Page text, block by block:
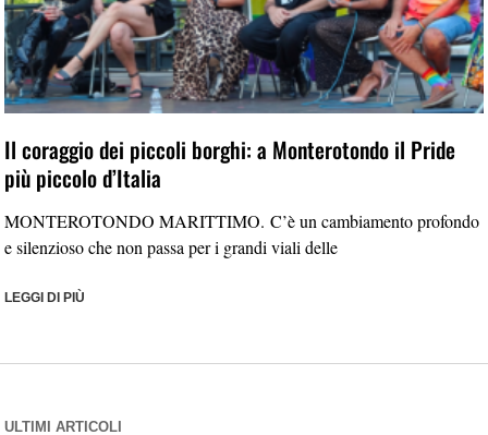
Il coraggio dei piccoli borghi: a Monterotondo il Pride
più piccolo d’Italia
MONTEROTONDO MARITTIMO. C’è un cambiamento profondo
e silenzioso che non passa per i grandi viali delle
LEGGI DI PIÙ
ULTIMI ARTICOLI